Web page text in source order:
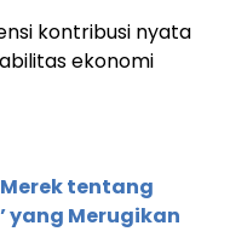
kontribusi nyata
ekonomi
tentang
yang Merugikan